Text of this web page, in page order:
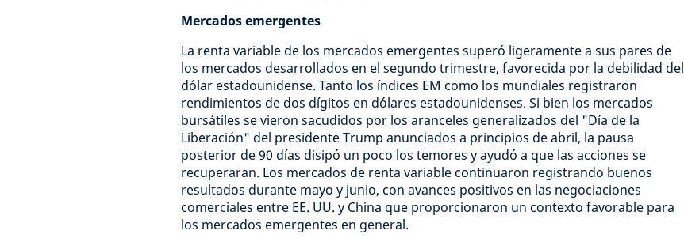
Mercados emergentes
La renta variable de los mercados emergentes superó ligeramente a sus pares de
los mercados desarrollados en el segundo trimestre, favorecida por la debilidad del
dólar estadounidense. Tanto los índices EM como los mundiales registraron
rendimientos de dos dígitos en dólares estadounidenses. Si bien los mercados
bursátiles se vieron sacudidos por los aranceles generalizados del "Día de la
Liberación" del presidente Trump anunciados a principios de abril, la pausa
posterior de 90 días disipó un poco los temores y ayudó a que las acciones se
recuperaran. Los mercados de renta variable continuaron registrando buenos
resultados durante mayo y junio, con avances positivos en las negociaciones
comerciales entre EE. UU. y China que proporcionaron un contexto favorable para
los mercados emergentes en general.